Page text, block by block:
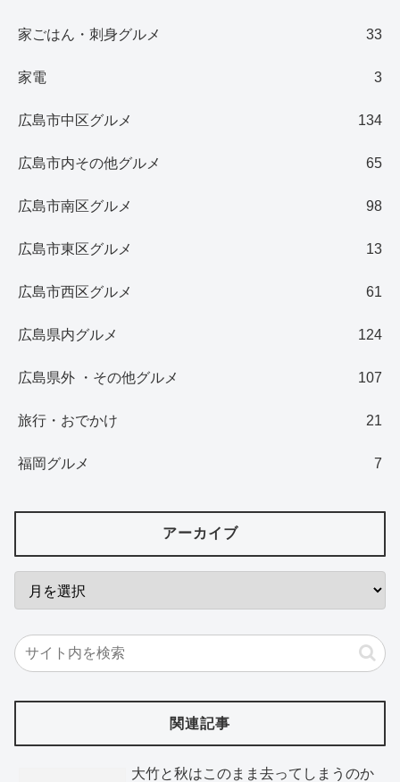
家ごはん・刺身グルメ 33
家電 3
広島市中区グルメ 134
広島市内その他グルメ 65
広島市南区グルメ 98
広島市東区グルメ 13
広島市西区グルメ 61
広島県内グルメ 124
広島県外 ・その他グルメ 107
旅行・おでかけ 21
福岡グルメ 7
アーカイブ
関連記事
大竹と秋はこのまま去ってしまうのか